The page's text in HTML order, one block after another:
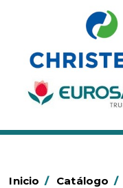
Inicio / Catálogo /